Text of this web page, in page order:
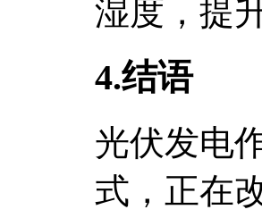
湿度，提
4.结语
光伏发电
式，正在